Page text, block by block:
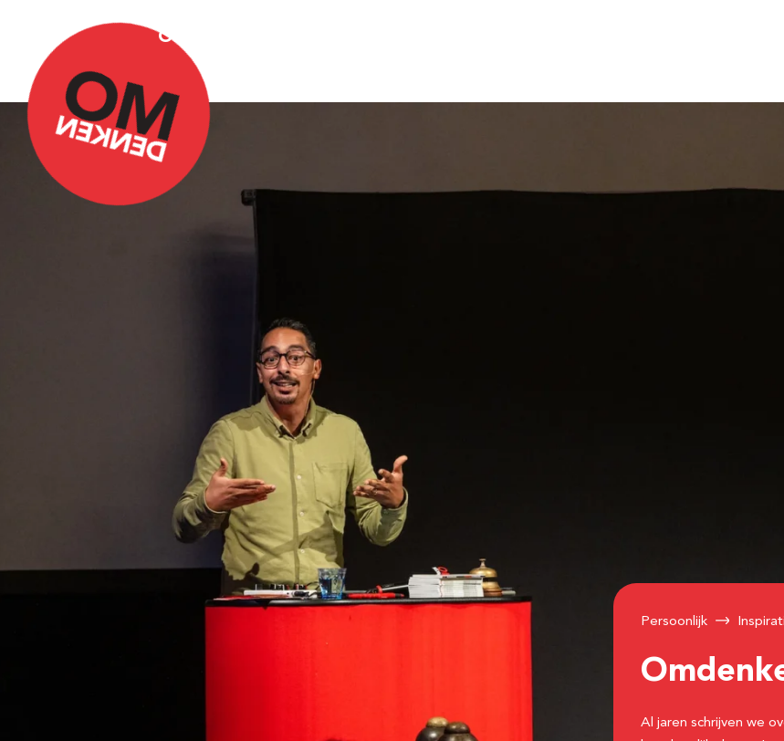
Over Omdenken
Persoonlijk
Al jaren schrijven we